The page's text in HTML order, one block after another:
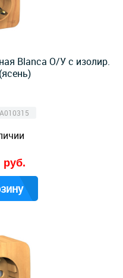
Blanca О/У с изолир.
руб.